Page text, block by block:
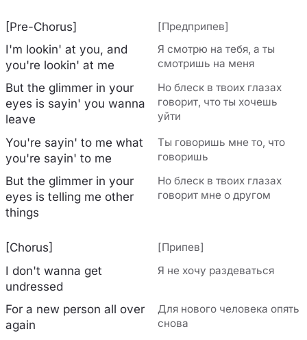
[Pre-Chorus] [Предприпев]
I'm lookin' at you, and
you're lookin' at me
Я смотрю на тебя, а ты
смотришь на меня
But the glimmer in your
eyes is sayin' you wanna
leave
Но блеск в твоих глазах
говорит, что ты хочешь
уйти
You're sayin' to me what
you're sayin' to me
Ты говоришь мне то, что
говоришь
But the glimmer in your
eyes is telling me other
things
Но блеск в твоих глазах
говорит мне о другом
[Chorus] [Припев]
I don't wanna get
undrеssed
Я не хочу раздеваться
For a new person all ovеr
again
Для нового человека опять
снова